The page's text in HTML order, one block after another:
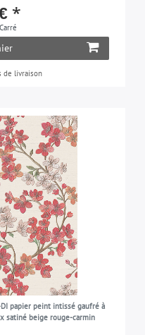
*
de livraison
papier peint intissé gaufré à
satiné beige rouge-carmin